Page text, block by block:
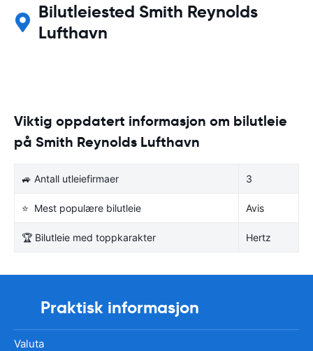
Bilutleiested Smith Reynolds
Lufthavn
Viktig oppdatert informasjon om bilutleie
på Smith Reynolds Lufthavn
🚙 Antall utleiefirmaer 3
⭐ Mest populære bilutleie Avis
🏆 Bilutleie med toppkarakter Hertz
Praktisk informasjon
Valuta